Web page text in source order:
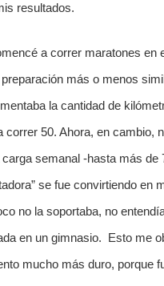
resultados.
a correr maratones en
más o menos
la cantidad de
correr 50. Ahora, en cambio,
semanal -hasta más de
se fue convirtiendo en
no la soportaba, no
en un gimnasio.  Esto me
mucho más duro, porque